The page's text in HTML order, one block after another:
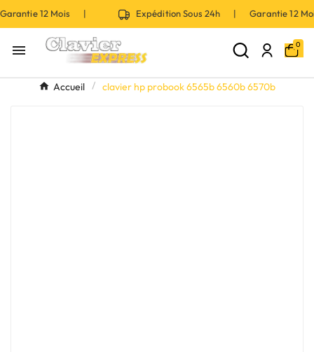
12 Mois | Expédition Sous 24h | Garantie 12
 0
Accueil clavier hp probook 6565b 6560b 6570b